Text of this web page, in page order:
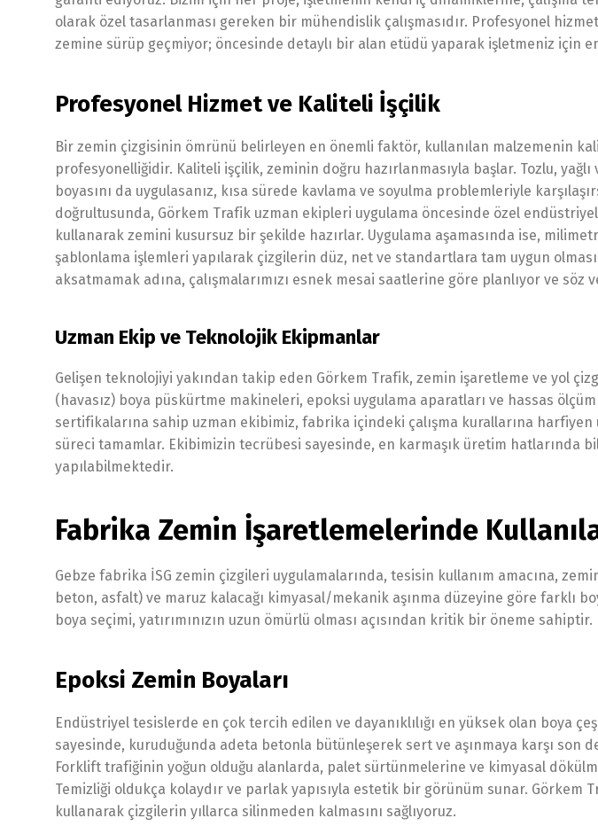
olarak özel tasarlanması gereken bir mühendislik çalışmasıdır. Profesyonel hizmet
zemine sürüp geçmiyor; öncesinde detaylı bir alan etüdü yaparak işletmeniz için
Profesyonel Hizmet ve Kaliteli İşçilik
Bir zemin çizgisinin ömrünü belirleyen en önemli faktör, kullanılan malzemenin
profesyonelliğidir. Kaliteli işçilik, zeminin doğru hazırlanmasıyla başlar. Tozlu,
boyasını da uygulasanız, kısa sürede kavlama ve soyulma problemleriyle
doğrultusunda, Görkem Trafik uzman ekipleri uygulama öncesinde özel
kullanarak zemini kusursuz bir şekilde hazırlar. Uygulama aşamasında ise,
şablonlama işlemleri yapılarak çizgilerin düz, net ve standartlara tam uygun
aksatmamak adına, çalışmalarımızı esnek mesai saatlerine göre planlıyor ve
Uzman Ekip ve Teknolojik Ekipmanlar
Gelişen teknolojiyi yakından takip eden Görkem Trafik, zemin işaretleme ve yol
(havasız) boya püskürtme makineleri, epoksi uygulama aparatları ve hassas
sertifikalarına sahip uzman ekibimiz, fabrika içindeki çalışma kurallarına harfiyen
süreci tamamlar. Ekibimizin tecrübesi sayesinde, en karmaşık üretim hatlarında
yapılabilmektedir.
Fabrika Zemin İşaretlemelerinde
Gebze fabrika İSG zemin çizgileri uygulamalarında, tesisin kullanım amacına,
beton, asfalt) ve maruz kalacağı kimyasal/mekanik aşınma düzeyine göre farklı
boya seçimi, yatırımınızın uzun ömürlü olması açısından kritik bir öneme sahiptir.
Epoksi Zemin Boyaları
Endüstriyel tesislerde en çok tercih edilen ve dayanıklılığı en yüksek olan boya
sayesinde, kuruduğunda adeta betonla bütünleşerek sert ve aşınmaya karşı son
Forklift trafiğinin yoğun olduğu alanlarda, palet sürtünmelerine ve kimyasal
Temizliği oldukça kolaydır ve parlak yapısıyla estetik bir görünüm sunar. Görkem
kullanarak çizgilerin yıllarca silinmeden kalmasını sağlıyoruz.